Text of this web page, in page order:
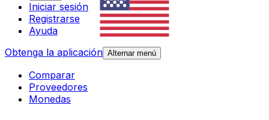
Iniciar sesión
Registrarse
Ayuda
Obtenga la aplicación Alternar menú
Comparar
Proveedores
Monedas